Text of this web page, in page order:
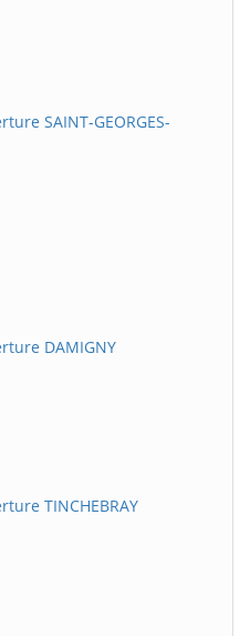
SAINT-GEORGES-
DAMIGNY
TINCHEBRAY